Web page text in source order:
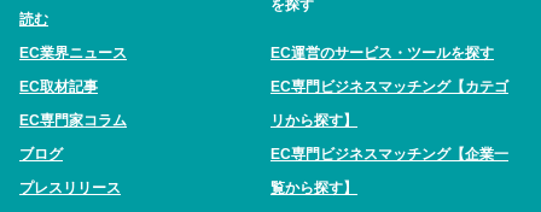
読む
EC業界ニュース
EC取材記事
EC専門家コラム
ブログ
プレスリリース
を探す
EC運営のサービス・ツールを探す
EC専門ビジネスマッチング【カテゴ
リから探す】
EC専門ビジネスマッチング【企業一
覧から探す】